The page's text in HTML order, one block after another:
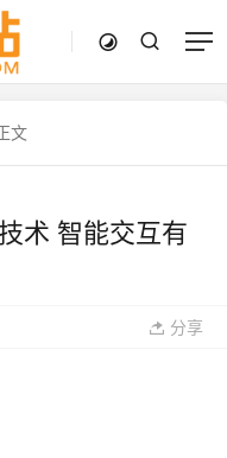
文
术 智能交互有
分享